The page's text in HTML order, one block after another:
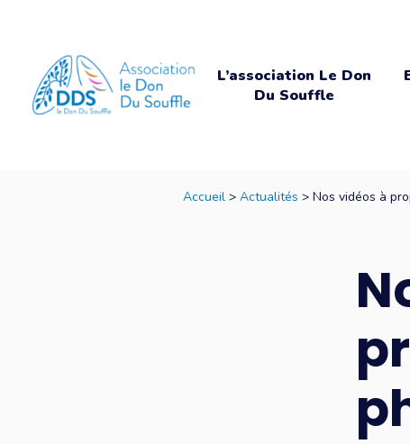
L’association Le Don
Du Souffle
Accueil >Actualités > Nos vidéos à